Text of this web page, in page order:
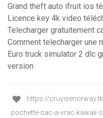
Grand theft auto ifruit ios
Licence key 4k video
Telecharger gratuitement
Comment telecharger une
Euro truck simulator 2 dlc
version
https://
pochette-sac-a-vrac-kawaii-